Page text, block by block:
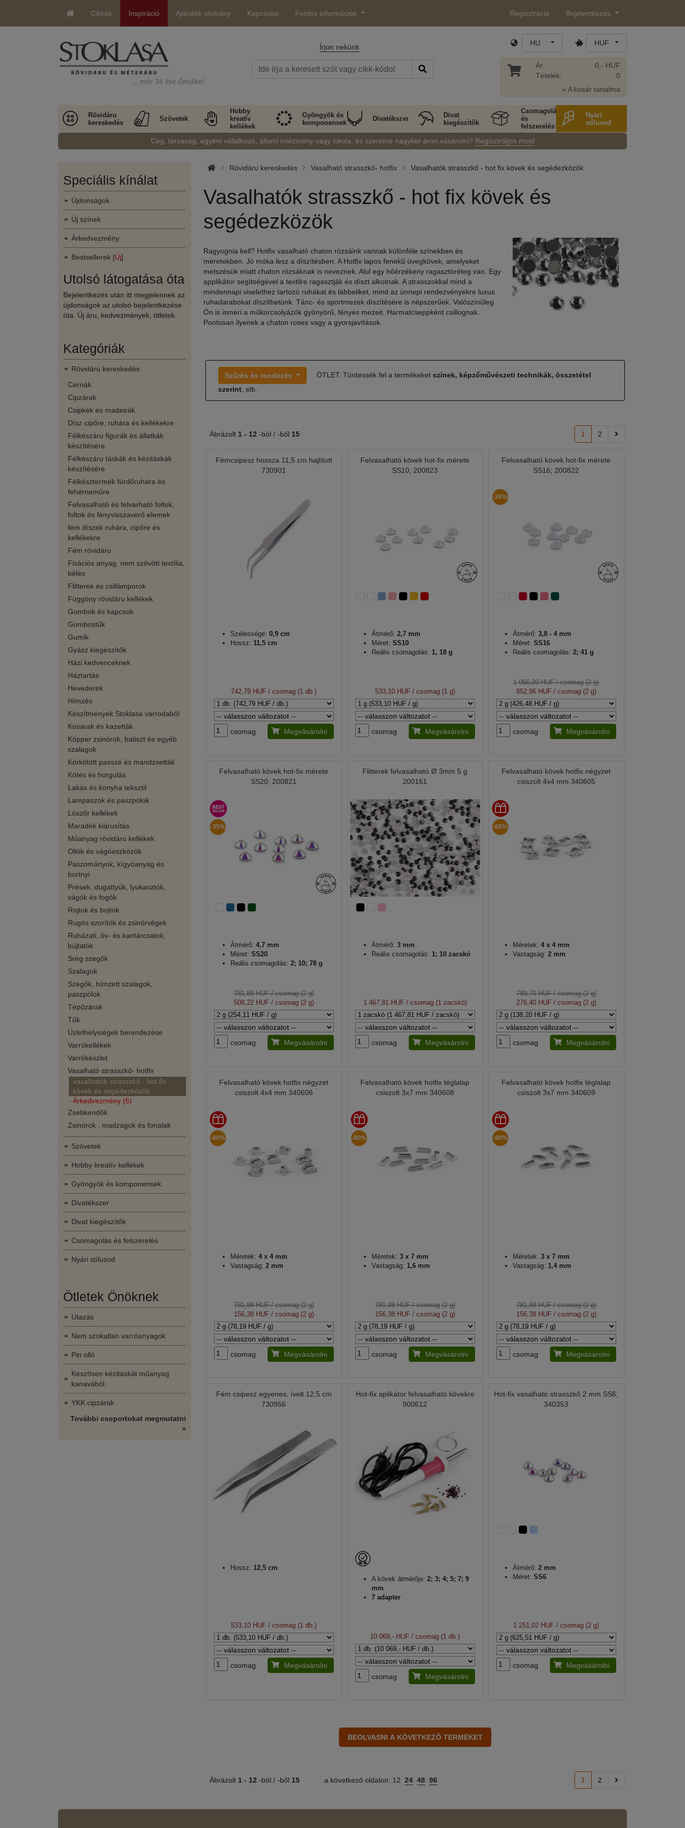
Cikkek Inspiráció Ajándék utalvány Kapcsolat Fontos információk Regisztráció Bejelentkezés
… már 36 éve Önökkel
Írjon nekünk HU HUF
Ár:
Tételek:
0,- HUF
0
» A kosár tartalma
Rövidáru
kereskedés
Szövetek
Hobby
kreatív
kellékek
Gyöngyök és
komponensek
Divatékszer
Divat
kiegészítők
Csomagolás
és
felszerelés
Nyári
stílusod
Cég, társaság, egyéni vállalkozó, állami intézmény vagy iskola, és szeretne nagyker áron vásárolni? Regisztráljon most
Speciális kínálat
Újdonságok
Új színek
Árkedvezmény
Bestsellerek [Új]
Utolsó látogatása óta
Bejelentkezés után itt megjelennek az
újdonságok az utolsó bejelentkezése
óta. Új áru, kedvezmények, ötletek.
Kategóriák
Rövidáru kereskedés
Cérnák
Cipzárak
Csipkék és madeirák
Dísz cipőre, ruhára és kellékekre
Félkészáru figurák és állatkák
készítésére.
Félkészáru táskák és kézitáskák
készítésére
Félkésztermék fürdőruhára és
fehérneműre
Felvasalható és felvarható foltok,
foltok és fényvisszaverő elemek
fém díszek ruhára, cipőre és
kellékekre
Fém rövidáru
Fixációs anyag, nem szövött textília,
bélés
Flitterek és csillámporok
Függöny rövidáru kellékek
Gombok és kapcsok
Gombostűk
Gumik
Gyász kiegészítők
Házi kedvenceknek
Háztartás
Hevederek
Hímzés
Készítmények Stoklasa varrodaból
Kosarak és kazetták
Köpper zsinórok, batiszt és egyéb
szalagok
Körkötött passzé és mandzsetták
Kötés és horgolás
Lakás és konyha teksztil
Lampaszok és paszpólok
Lószőr kellékek
Maradék kiárusítás
Műanyag rövidárú kellékek
Ollók és vágóeszközök
Paszományok, kígyóanyag és
bortnyi
Prések, dugattyúk, lyukasztók,
vágók és fogók
Rojtok és bojtok
Rugós szorítók és zsinórvégek
Ruházati, öv- és kantárcsatok,
bújtatók
Srég szegők
Szalagok
Szegők, hímzett szalagok,
paszpólok
Tépőzárak
Tűk
Üzlethelyiségek berendezése
Varrókellékek
Varrókészlet
Vasalható strasszkő- hotfix
vasalhatók strasszkő - hot fix
kövek és segédezközök
Árkedvezmény (6)
Zsebkendők
Zsinórok , madzagok és fonalak
Szövetek
Hobby kreatív kellékek
Gyöngyök és komponensek
Divatékszer
Divat kiegészítők
Csomagolás és felszerelés
Nyári stílusod
Ötletek Önöknek
Utazás
Nem szokatlan varróanyagok
Pin olló
Készítsen kézitáskát műanyag
kanavából
YKK cipzárak
További csoportokat megmutatni
»
Rövidáru kereskedés Vasalható strasszkő- hotfix Vasalhatók strasszkő - hot fix kövek és segédezközök
Vasalhatók strasszkő - hot fix kövek és
segédezközök
Ragyognia kell? Hotfix vasalható chaton rózsáink vannak különféle színekben és
méretekben. Jó móka lesz a díszítésben. A Hotfix lapos fenekű üvegkövek, amelyeket
metszésük miatt chaton rózsáknak is neveznek. Alul egy hőérzékeny ragasztóréteg van. Egy
applikátor segítségével a textilre ragasztják és díszt alkotnak. A strasszokkal mind a
mindennapi viselethez tartozó ruhákat és lábbeliket, mind az ünnepi rendezvényekre luxus
ruhadarabokat díszíthetünk. Tánc- és sportmezek díszítésére is népszerűek. Valószínűleg
Ön is ismeri a műkorcsolyázók gyönyörű, fényes mezeit. Harmatcseppként csillognak.
Pontosan ilyenek a chaton roses vagy a gyorsjavítások.
Szűrés és rendezés ÖTLET: Tüntessék fel a termékeket színek, képzőművészeti technikák, összetétel
szerint , stb.
Ábrázolt 1 - 12 -ból / -ből 15 1 2
Fémcsipesz hossza 11,5 cm hajlított
730901
Szélessége: 0,9 cm
Hossz: 11,5 cm
742,79 HUF / csomag (1 db.)
csomag Megvásárolni
Felvasalható kövek hot-fix mérete
SS10; 200823
Átmérő: 2,7 mm
Méret: SS10
Reális csomagolás: 1, 18 g
533,10 HUF/ csomag (1 g)
csomag Megvásárolni
Felvasalható kövek hot-fix mérete
SS16; 200822
-20%
Átmérő: 3,8 - 4 mm
Méret: SS16
Reális csomagolás: 2; 41 g
1 066,20 HUF/ csomag (2 g)
852,96 HUF/ csomag (2 g)
csomag Megvásárolni
Felvasalható kövek hot-fix mérete
SS20; 200821
-35%
Átmérő: 4,7 mm
Méret: SS20
Reális csomagolás: 2; 10; 78 g
781,88 HUF/ csomag (2 g)
508,22 HUF/ csomag (2 g)
csomag Megvásárolni
Flitterek felvasalható Ø 3mm 5 g
200161
Átmérő: 3 mm
Reális csomagolás: 1; 10 zacskó
1 467,81 HUF/ csomag (1 zacskó)
csomag Megvásárolni
Felvasalható kövek hotfix négyzet
csiszolt 4x4 mm 340605
-65%
Méretek: 4 x 4 mm
Vastagság: 2 mm
789,70 HUF/ csomag (2 g)
276,40 HUF/ csomag (2 g)
csomag Megvásárolni
Felvasalható kövek hotfix négyzet
csiszolt 4x4 mm 340606
-80%
Méretek: 4 x 4 mm
Vastagság: 2 mm
781,88 HUF/ csomag (2 g)
156,38 HUF/ csomag (2 g)
csomag Megvásárolni
Felvasalható kövek hotfix téglalap
csiszolt 3x7 mm 340608
-80%
Méretek: 3 x 7 mm
Vastagság: 1,6 mm
781,88 HUF/ csomag (2 g)
156,38 HUF/ csomag (2 g)
csomag Megvásárolni
Felvasalható kövek hotfix téglalap
csiszolt 3x7 mm 340609
-80%
Méretek: 3 x 7 mm
Vastagság: 1,4 mm
781,88 HUF/ csomag (2 g)
156,38 HUF/ csomag (2 g)
csomag Megvásárolni
Fém csipesz egyenes, ívelt 12,5 cm
730956
Hossz: 12,5 cm
533,10 HUF / csomag (1 db.)
csomag Megvásárolni
Hot-fix aplikátor felvasalható kövekre
900612
A kövek átmérője: 2; 3; 4; 5; 7; 9
mm
7 adapter
10 069,- HUF / csomag (1 db.)
csomag Megvásárolni
Hot-fix vasalható strasszkő 2 mm SS6;
340353
Átmérő: 2 mm
Méret: SS6
1 251,02 HUF / csomag (2 g)
csomag Megvásárolni
Ábrázolt 1 - 12 -ból / -ből 15 a következő oldalon: 12 24 48 96 1 2